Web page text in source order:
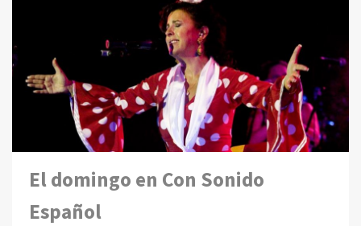
El domingo en Con Sonido
Español